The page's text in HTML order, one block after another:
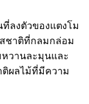
ที่ลงตัวของแตงโม
ชาติที่กลมกล่อม
วานละมุนและ
ผลไม้ที่มีความ